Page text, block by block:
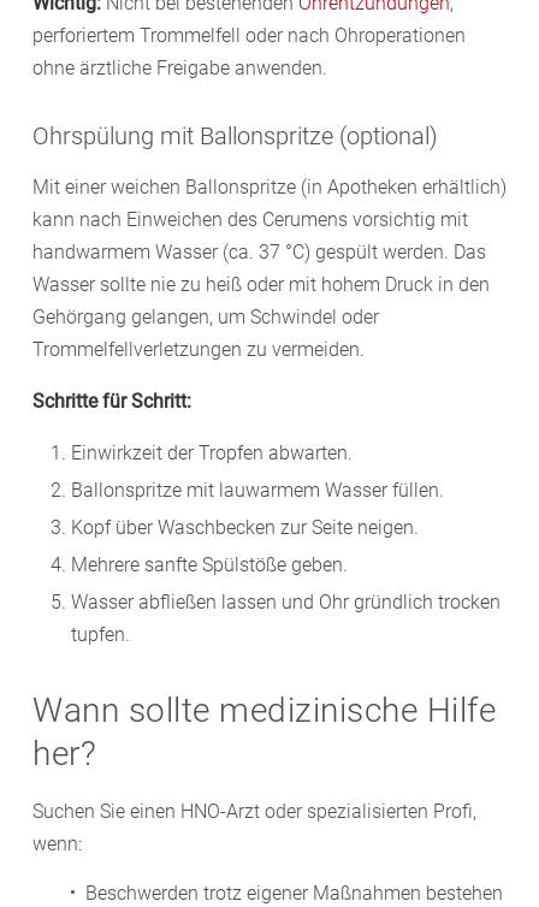
perforiertem Trommelfell oder nach Ohroperationen
ohne ärztliche Freigabe anwenden.
Ohrspülung mit Ballonspritze (optional)
Mit einer weichen Ballonspritze (in Apotheken erhältlich)
kann nach Einweichen des Cerumens vorsichtig mit
handwarmem Wasser (ca. 37 °C) gespült werden. Das
Wasser sollte nie zu heiß oder mit hohem Druck in den
Gehörgang gelangen, um Schwindel oder
Trommelfellverletzungen zu vermeiden.
Schritte für Schritt:
Einwirkzeit der Tropfen abwarten.
Ballonspritze mit lauwarmem Wasser füllen.
Kopf über Waschbecken zur Seite neigen.
Mehrere sanfte Spülstöße geben.
Wasser abfließen lassen und Ohr gründlich trocken
tupfen.
Wann sollte medizinische Hilfe
her?
Suchen Sie einen HNO-Arzt oder spezialisierten Profi,
wenn:
Beschwerden trotz eigener Maßnahmen bestehen